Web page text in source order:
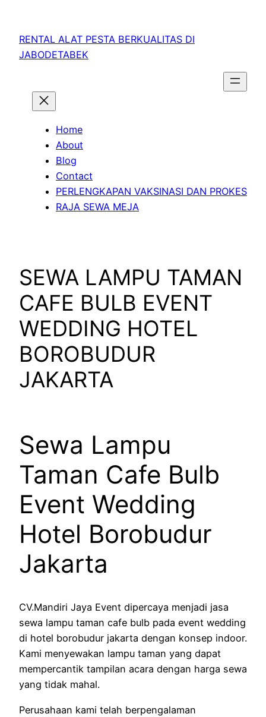
RENTAL ALAT PESTA BERKUALITAS DI
JABODETABEK
Home
About
Blog
Contact
PERLENGKAPAN VAKSINASI DAN PROKES
RAJA SEWA MEJA
SEWA LAMPU TAMAN
CAFE BULB EVENT
WEDDING HOTEL
BOROBUDUR
JAKARTA
Sewa Lampu
Taman Cafe Bulb
Event Wedding
Hotel Borobudur
Jakarta
CV.Mandiri Jaya Event dipercaya menjadi jasa
sewa lampu taman cafe bulb pada event wedding
di hotel borobudur jakarta dengan konsep indoor.
Kami menyewakan lampu taman yang dapat
mempercantik tampilan acara dengan harga sewa
yang tidak mahal.
Perusahaan kami telah berpengalaman